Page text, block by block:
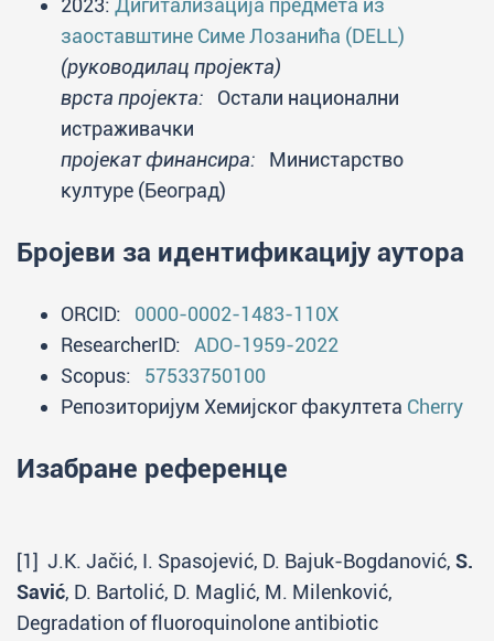
2023: Дигитализација предмета из
заоставштине Симе Лозанића (DELL)
(руководилац пројекта)
врста пројекта: Остали национални
истраживачки
пројекат финансира: Министарство
културе (Београд)
Бројеви за идентификацију аутора
ORCID: 0000-0002-1483-110X
ResearcherID: ADO-1959-2022
Scopus: 57533750100
Репозиторијум Хемијског факултета Cherry
Изабране референце
[1] J.K. Jačić, I. Spasojević, D. Bajuk-Bogdanović, S.
Savić, D. Bartolić, D. Maglić, M. Milenković,
Degradation of fluoroquinolone antibiotic